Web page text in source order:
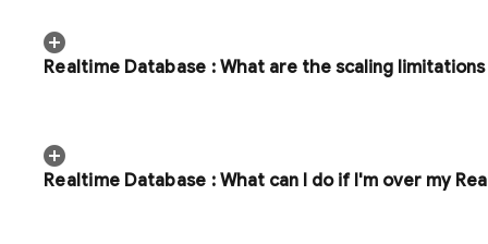
Realtime Database :What are the scaling
Realtime Database :What can I do if I'm over my